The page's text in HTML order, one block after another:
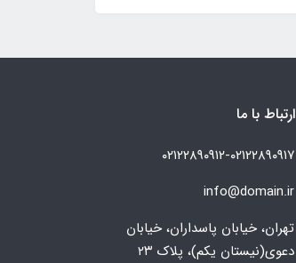
ارتباط با ما
۰۲۱۲۲۸۹۰۹۱۲-۰۲۱۲۲۸۹۰۹۱۷
info@domain.ir
تهران، خیابان پاسداران، خیابان
دعوی(نیستان یکم)، پلاک ۲۳